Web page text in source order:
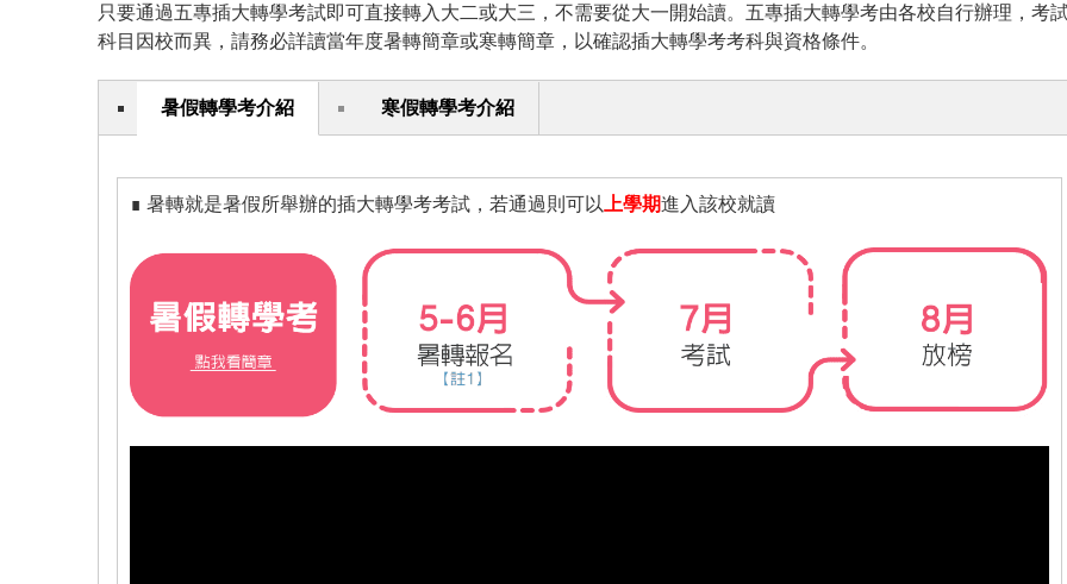
只要通過五專插大轉學考試即可直接轉入大二或大三，不需要從大一開始讀。五專插大轉學考由各校自行辦理，考
科目因校而異，請務必詳讀當年度暑轉簡章或寒轉簡章，以確認插大轉學考考科與資格條件。
暑假轉學考介紹 寒假轉學考介紹
∎ 暑轉就是暑假所舉辦的插大轉學考考試，若通過則可以 上學期進入該校就讀